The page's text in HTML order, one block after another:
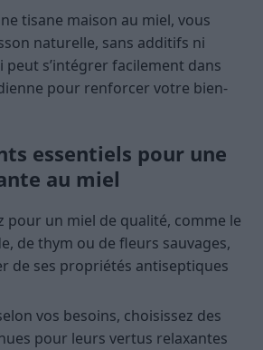
tisane maison au miel, vous
naturelle, sans additifs ni
peut s’intégrer facilement dans
pour renforcer votre bien-
essentiels pour une
au miel
pour un miel de qualité, comme le
de thym ou de fleurs sauvages,
de ses propriétés antiseptiques
vos besoins, choisissez des
pour leurs vertus relaxantes